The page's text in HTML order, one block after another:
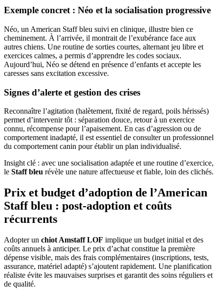
Exemple concret : Néo et la socialisation progressive
Néo, un American Staff bleu suivi en clinique, illustre bien ce
cheminement. À l’arrivée, il montrait de l’exubérance face aux
autres chiens. Une routine de sorties courtes, alternant jeu libre et
exercices calmes, a permis d’apprendre les codes sociaux.
Aujourd’hui, Néo se détend en présence d’enfants et accepte les
caresses sans excitation excessive.
Signes d’alerte et gestion des crises
Reconnaître l’agitation (halètement, fixité de regard, poils hérissés)
permet d’intervenir tôt : séparation douce, retour à un exercice
connu, récompense pour l’apaisement. En cas d’agression ou de
comportement inadapté, il est essentiel de consulter un professionnel
du comportement canin pour établir un plan individualisé.
Insight clé : avec une socialisation adaptée et une routine d’exercice,
le Staff bleu révèle une nature affectueuse et fiable, loin des clichés.
Prix et budget d’adoption de l’American
Staff bleu : post-adoption et coûts
récurrents
Adopter un chiot Amstaff LOF implique un budget initial et des
coûts annuels à anticiper. Le prix d’achat constitue la première
dépense visible, mais des frais complémentaires (inscriptions, tests,
assurance, matériel adapté) s’ajoutent rapidement. Une planification
réaliste évite les mauvaises surprises et garantit des soins réguliers et
de qualité.